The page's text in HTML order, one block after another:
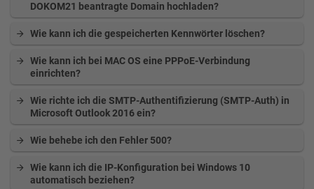
DOKOM21 beantragte Domain hochladen?
Wie kann ich die gespeicherten Kennwörter löschen?
Wie kann ich bei MAC OS eine PPPoE-Verbindung
einrichten?
Wie richte ich die SMTP-Authentifizierung (SMTP-Auth) in
Microsoft Outlook 2016 ein?
Wie behebe ich den Fehler 500?
Wie kann ich die IP-Konfiguration bei Windows 10
automatisch beziehen?